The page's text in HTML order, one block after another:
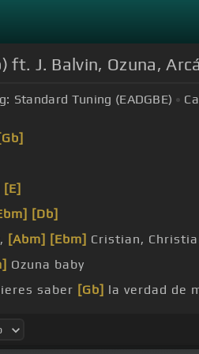
ft. J. Balvin, Ozuna,
Standard Tuning (EADGBE)
[Gb]
[E]
[Db]
[Abm] [Ebm] Cristian,
Ozuna baby
saber [Gb] la verdad de